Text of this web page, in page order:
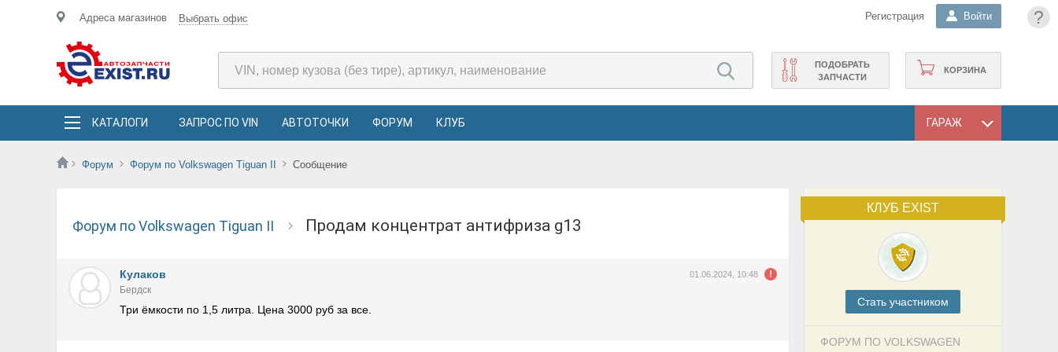
?
Адреса магазинов Выбрать офис Регистрация Войти
КОРЗИНА
ПОДОБРАТЬ
ЗАПЧАСТИ
КАТАЛОГИ ЗАПРОС ПО VIN АВТОТОЧКИ ФОРУМ КЛУБ ГАРАЖ
Форум Форум по Volkswagen Tiguan II Сообщение
КЛУБ EXIST
Cтать участником
ФОРУМ ПО VOLKSWAGEN
Форум по Volkswagen Tiguan II Продам концентрат антифриза g13
Кулаков 01.06.2024, 10:48
Бердск
Три ёмкости по 1,5 литра. Цена 3000 руб за все.